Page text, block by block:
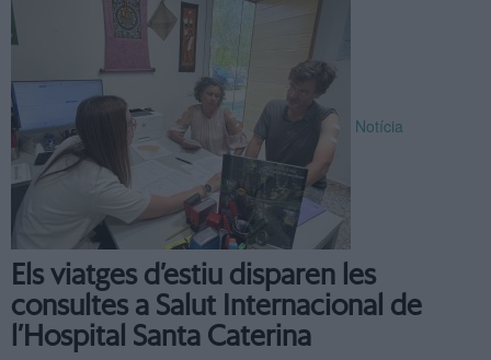
Notícia
Els viatges d’estiu disparen les
consultes a Salut Internacional de
l’Hospital Santa Caterina